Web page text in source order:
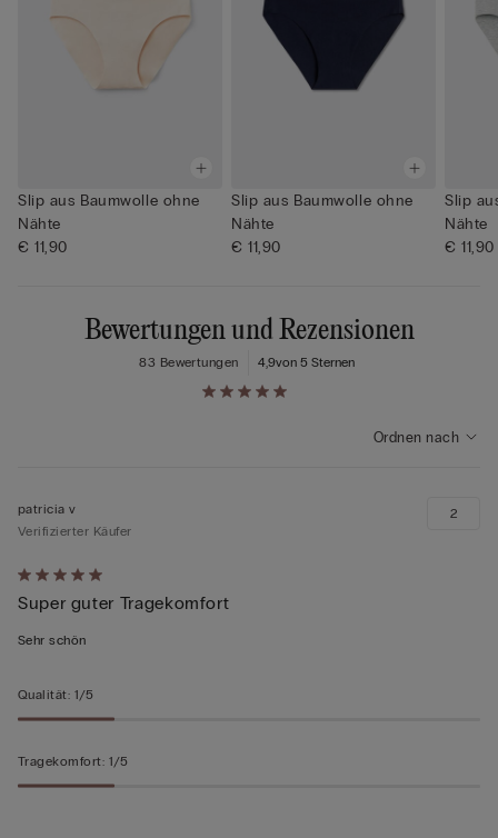
Slip aus Baumwolle ohne
Nähte
€ 11,90
Slip aus Baumwolle ohne
Nähte
€ 11,90
Slip
Nähte
€ 11,90
Bewertungen und Rezensionen
4,9von 5 Sternen
83 Bewertungen
Ordnen nach
Mit
5
von
bewertet
patricia v
Verifizierter Käufer
Super guter Tragekomfort
Sehr schön
2
Qualität: 1/5
Tragekomfort: 1/5